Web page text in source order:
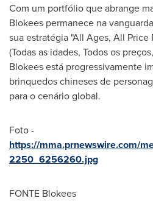
Com um portfólio que abrange
Blokees permanece na
sua estratégia "All Ages, All Price
(Todas as idades, Todos os
Blokees está progressivamente
brinquedos chineses de
para o cenário global.
Foto -
https://mma.prnewswire.com/
2250_6256260.jpg
FONTE Blokees